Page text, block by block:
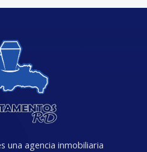
una agencia inmobiliaria